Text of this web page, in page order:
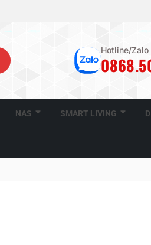
Hotline/Zalo
NAS SMART LIVING